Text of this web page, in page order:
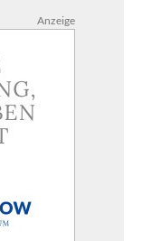
Anzeige